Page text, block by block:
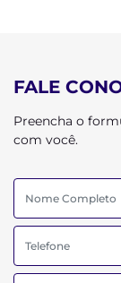
FALE
Preencha o
com você.